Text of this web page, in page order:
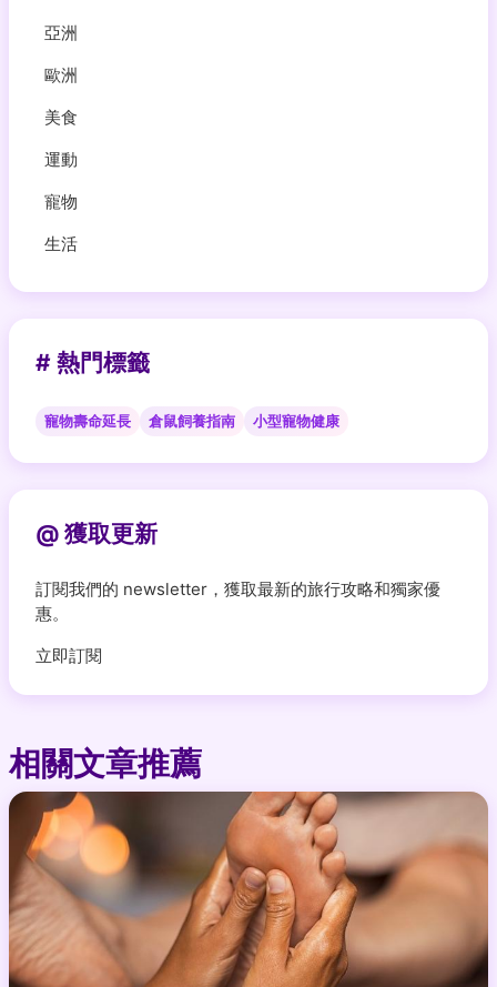
亞洲
歐洲
美食
運動
寵物
生活
# 熱門標籤
寵物壽命延長 倉鼠飼養指南 小型寵物健康
@ 獲取更新
訂閱我們的 newsletter，獲取最新的旅行攻略和獨家優
惠。
立即訂閱
相關文章推薦